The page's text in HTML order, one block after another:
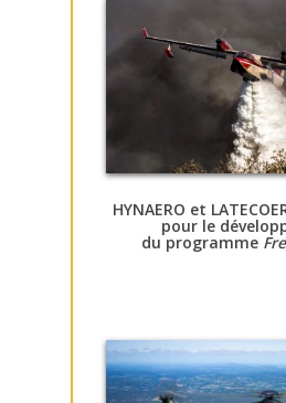
HYNAERO et
pour le
du programme